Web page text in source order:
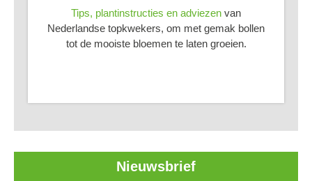
Tips, plantinstructies en adviezen van
Nederlandse topkwekers, om met gemak bollen
tot de mooiste bloemen te laten groeien.
Nieuwsbrief